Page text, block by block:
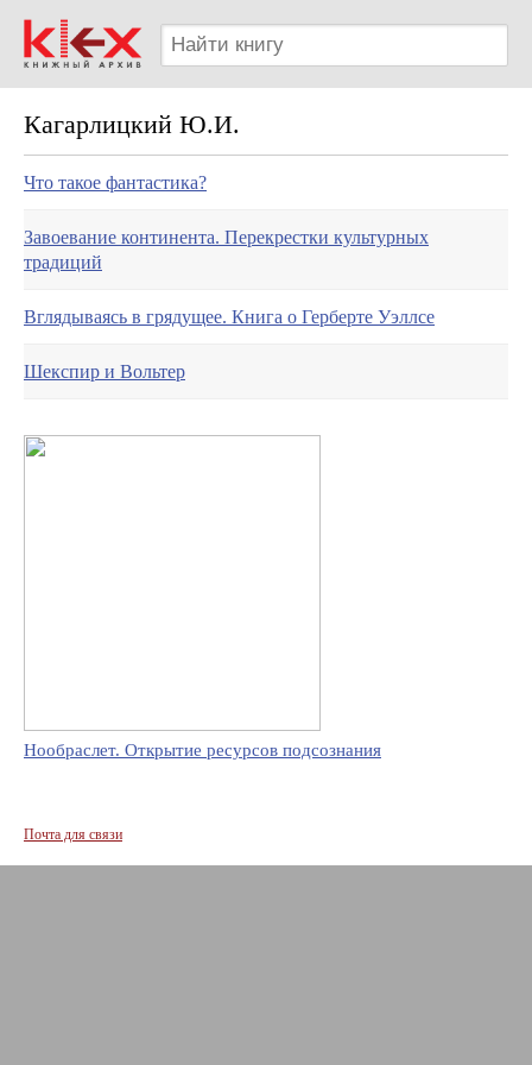
Кагарлицкий Ю.И.
Что такое фантастика?
Завоевание континента. Перекрестки культурных
традиций
Вглядываясь в грядущее. Книга о Герберте Уэллсе
Шекспир и Вольтер
Нообраслет. Открытие ресурсов подсознания
Почта для связи